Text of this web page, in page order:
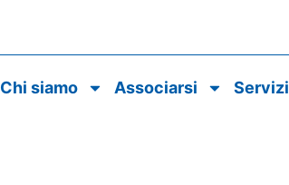
Chi siamo Associarsi Servizi